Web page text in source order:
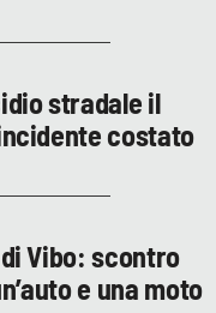
stradale il
costato
Vibo: scontro
e una moto